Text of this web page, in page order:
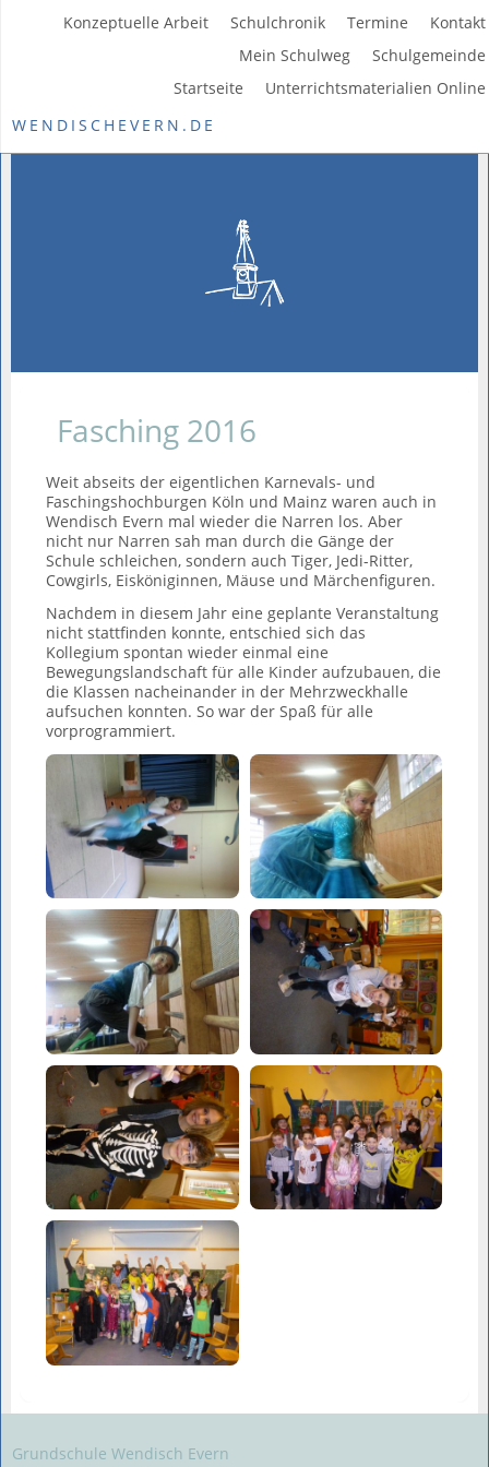
Kontakt
Termine
Schulchronik
Konzeptuelle Arbeit
Schulgemeinde
Mein Schulweg
Unterrichtsmaterialien Online
Startseite
WENDISCHEVERN.DE
Fasching 2016
Weit abseits der eigentlichen Karnevals- und
Faschingshochburgen Köln und Mainz waren auch in
Wendisch Evern mal wieder die Narren los. Aber
nicht nur Narren sah man durch die Gänge der
Schule schleichen, sondern auch Tiger, Jedi-Ritter,
Cowgirls, Eisköniginnen, Mäuse und Märchenfiguren.
Nachdem in diesem Jahr eine geplante Veranstaltung
nicht stattfinden konnte, entschied sich das
Kollegium spontan wieder einmal eine
Bewegungslandschaft für alle Kinder aufzubauen, die
die Klassen nacheinander in der Mehrzweckhalle
aufsuchen konnten. So war der Spaß für alle
vorprogrammiert.
Grundschule Wendisch Evern